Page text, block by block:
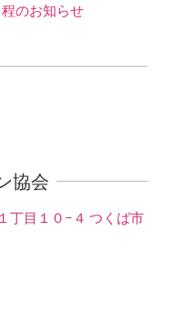
のお知らせ
協会
丁目１０−４ つくば市